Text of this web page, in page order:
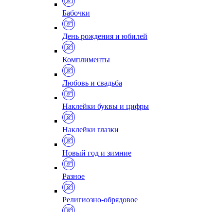
Бабочки
День рождения и юбилей
Комплименты
Любовь и свадьба
Наклейки буквы и цифры
Наклейки глазки
Новый год и зимние
Разное
Религиозно-обрядовое